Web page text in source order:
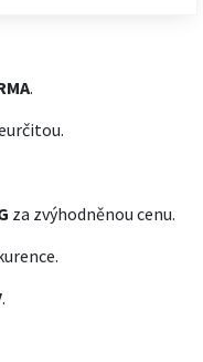
.
za zvýhodněnou cenu.
.